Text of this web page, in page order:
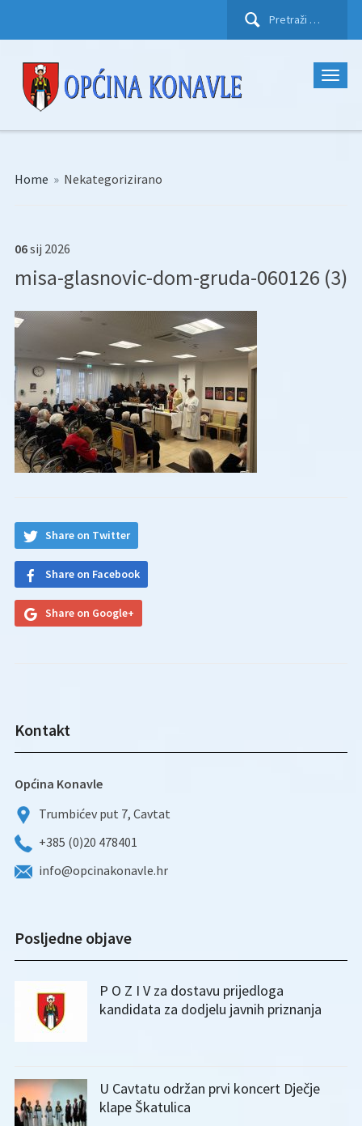
Pretraži:
Home » Nekategorizirano
06sij 2026
misa-glasnovic-dom-gruda-060126 (3)
Share on Twitter
Share on Facebook
Share on Google+
Kontakt
Općina Konavle
Trumbićev put 7, Cavtat
+385 (0)20 478401
info@opcinakonavle.hr
Posljedne objave
P O Z I V za dostavu prijedloga
kandidata za dodjelu javnih priznanja
U Cavtatu održan prvi koncert Dječje
klape Škatulica